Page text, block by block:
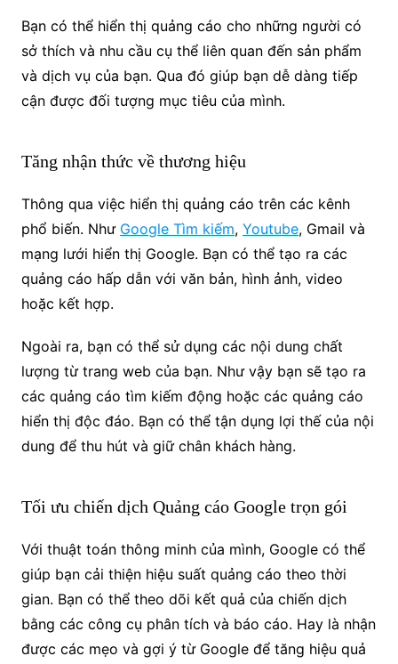
Bạn có thể hiển thị quảng cáo cho những người có
sở thích và nhu cầu cụ thể liên quan đến sản phẩm
và dịch vụ của bạn. Qua đó giúp bạn dễ dàng tiếp
cận được đối tượng mục tiêu của mình.
Tăng nhận thức về thương hiệu
Thông qua việc hiển thị quảng cáo trên các kênh
phổ biến. Như Google Tìm kiếm, Youtube, Gmail và
mạng lưới hiển thị Google. Bạn có thể tạo ra các
quảng cáo hấp dẫn với văn bản, hình ảnh, video
hoặc kết hợp.
Ngoài ra, bạn có thể sử dụng các nội dung chất
lượng từ trang web của bạn. Như vậy bạn sẽ tạo ra
các quảng cáo tìm kiếm động hoặc các quảng cáo
hiển thị độc đáo. Bạn có thể tận dụng lợi thế của nội
dung để thu hút và giữ chân khách hàng.
Tối ưu chiến dịch Quảng cáo Google trọn gói
Với thuật toán thông minh của mình, Google có thể
giúp bạn cải thiện hiệu suất quảng cáo theo thời
gian. Bạn có thể theo dõi kết quả của chiến dịch
bằng các công cụ phân tích và báo cáo. Hay là nhận
được các mẹo và gợi ý từ Google để tăng hiệu quả